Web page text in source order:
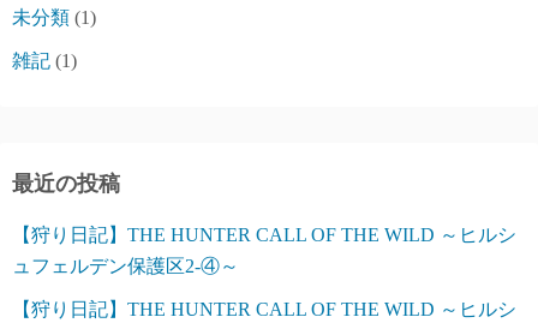
未分類 (1)
雑記 (1)
最近の投稿
【狩り日記】THE HUNTER CALL OF THE WILD ～ヒルシ
ュフェルデン保護区2-④～
【狩り日記】THE HUNTER CALL OF THE WILD ～ヒルシ